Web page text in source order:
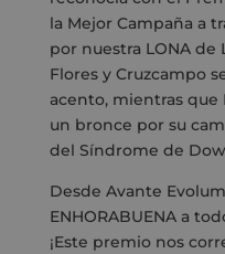
la Mejor Campaña a
por nuestra LONA de
Flores y Cruzcampo
acento, mientras que
un bronce por su
del Síndrome de
Desde Avante
ENHORABUENA a
¡Este premio nos